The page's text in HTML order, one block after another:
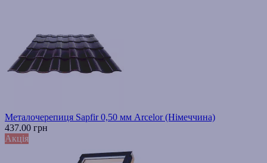
Металочерепиця Sapfir 0,50 мм Arcelor (Німеччина)
437.00 грн
Акція